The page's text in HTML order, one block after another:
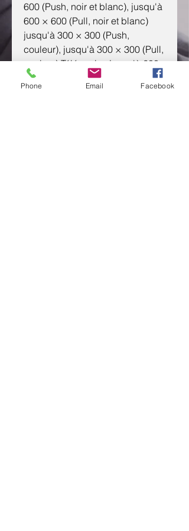
600 (Push, noir et blanc), jusqu'à
600 × 600 (Pull, noir et blanc)
jusqu'à 300 × 300 (Push,
couleur), jusqu'à 300 × 300 (Pull,
couleur) Télécopie : jusqu'à 600
× 600
Phone Email Facebook